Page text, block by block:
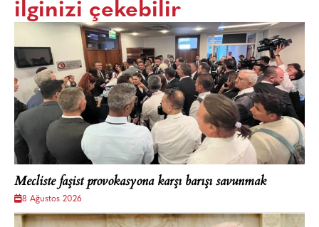
ilginizi çekebilir
Mecliste faşist provokasyona karşı barışı savunmak
8 Ağustos 2026